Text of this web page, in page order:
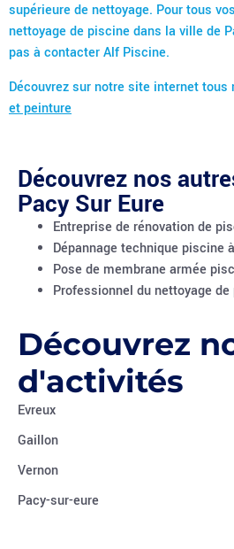
supérieure de nettoyage. Pour tous
nettoyage de piscine dans la ville de
pas à contacter Alf Piscine.
Découvrez sur notre site internet tous
et peinture
Découvrez nos
Pacy Sur Eure
Entreprise de rénovation de
Dépannage technique piscine
Pose de membrane armée
Professionnel du nettoyage
Découvrez
d'activités
Evreux
Gaillon
Vernon
Pacy-sur-eure